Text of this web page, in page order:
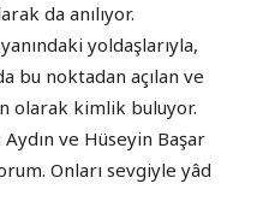
da anılıyor.
yoldaşlarıyla,
bu noktadan açılan ve
olarak kimlik buluyor.
ve Hüseyin Başar
Onları sevgiyle yâd